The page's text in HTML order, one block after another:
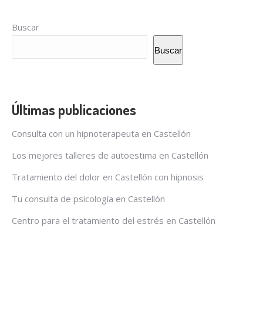
Buscar
Buscar
Últimas publicaciones
Consulta con un hipnoterapeuta en Castellón
Los mejores talleres de autoestima en Castellón
Tratamiento del dolor en Castellón con hipnosis
Tu consulta de psicología en Castellón
Centro para el tratamiento del estrés en Castellón